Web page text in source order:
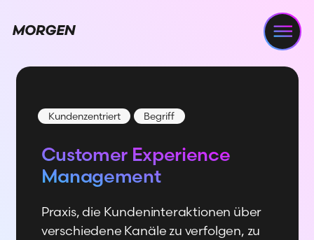
Kundenzentriert Begriff
Customer Experience
Management
Praxis, die Kundeninteraktionen über
verschiedene Kanäle zu verfolgen, zu